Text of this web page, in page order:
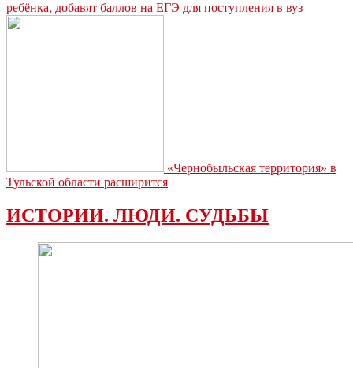
ребёнка, добавят баллов на ЕГЭ для поступления в вуз
«Чернобыльская территория» в
Тульской области расширится
ИСТОРИИ. ЛЮДИ. СУДЬБЫ